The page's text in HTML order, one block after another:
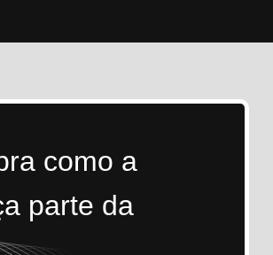
como a
parte da